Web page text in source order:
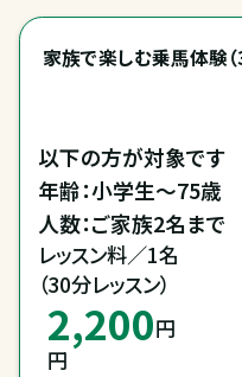
家族で楽しむ乗馬体験
以下の方が対象です
年齢：小学生～75歳
人数：ご家族2名まで
レッスン料／1名
（30分レッスン）
2,200円
円